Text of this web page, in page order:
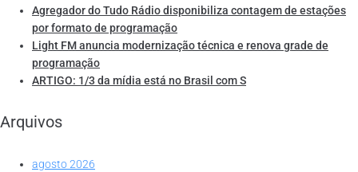
Agregador do Tudo Rádio disponibiliza contagem de estações
por formato de programação
Light FM anuncia modernização técnica e renova grade de
programação
ARTIGO: 1/3 da mídia está no Brasil com S
Arquivos
agosto 2026